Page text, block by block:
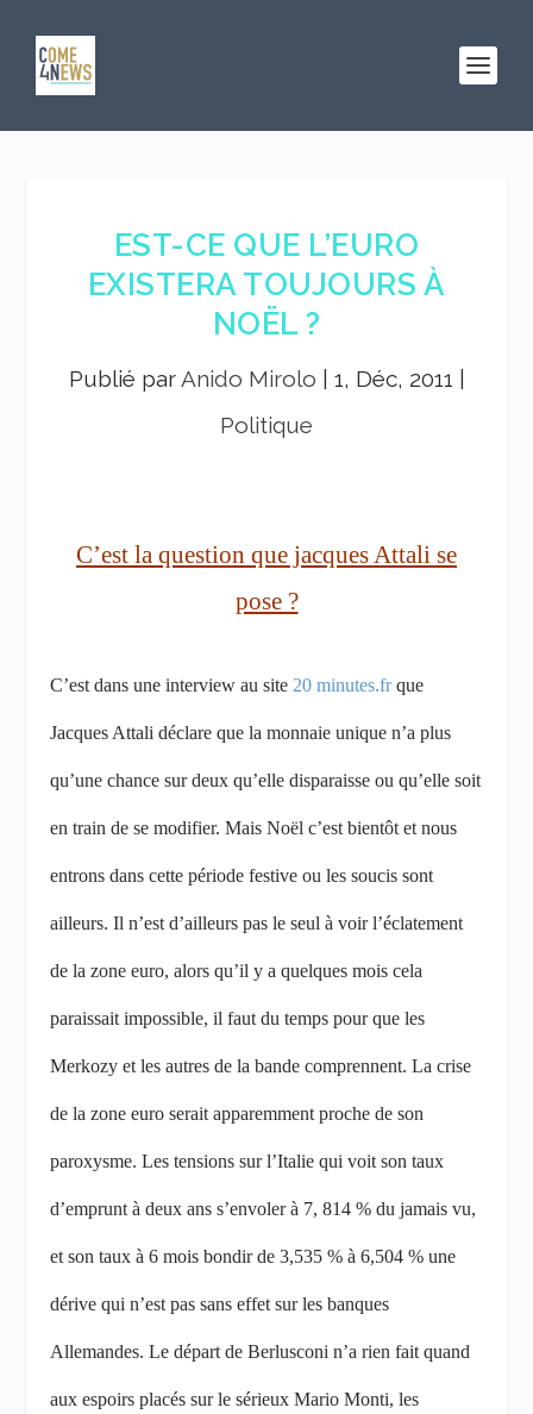
EST-CE QUE L’EURO
EXISTERA TOUJOURS À
NOËL ?
Publié parAnido Mirolo 1, Déc, 2011
Politique
C’est la question que jacques Attali se
pose ?
C’est dans une interview au site 20 minutes.frque
Jacques Attali déclare que la monnaie unique n’a plus
qu’une chance sur deux qu’elle disparaisse ou qu’elle soit
en train de se modifier. Mais Noël c’est bientôt et nous
entrons dans cette période festive ou les soucis sont
ailleurs. Il n’est d’ailleurs pas le seul à voir l’éclatement
de la zone euro, alors qu’il y a quelques mois cela
paraissait impossible, il faut du temps pour que les
Merkozy et les autres de la bande comprennent. La crise
de la zone euro serait apparemment proche de son
paroxysme. Les tensions sur l’Italie qui voit son taux
d’emprunt à deux ans s’envoler à 7, 814 % du jamais vu,
et son taux à 6 mois bondir de 3,535 % à 6,504 % une
dérive qui n’est pas sans effet sur les banques
Allemandes. Le départ de Berlusconi n’a rien fait quand
aux espoirs placés sur le sérieux Mario Monti, les